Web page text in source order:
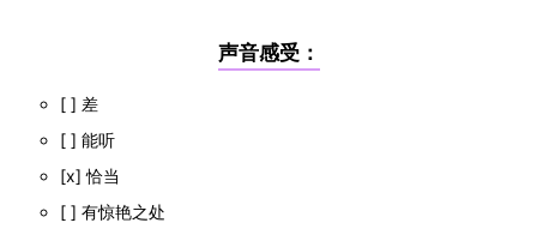
声音感受：
[ ] 差
[ ] 能听
[x] 恰当
[ ] 有惊艳之处